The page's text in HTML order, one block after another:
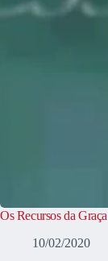
Os Recursos da
10/02/2020